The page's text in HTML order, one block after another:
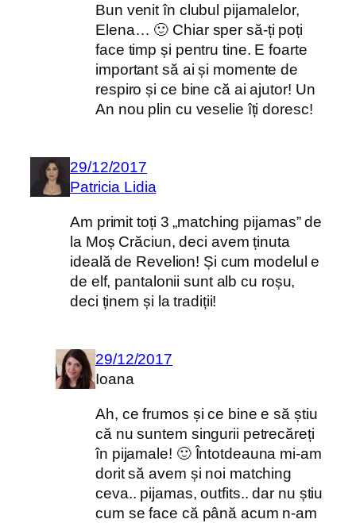
Bun venit în clubul pijamalelor,
Elena… 🙂 Chiar sper să-ți poți
face timp și pentru tine. E foarte
important să ai și momente de
respiro și ce bine că ai ajutor! Un
An nou plin cu veselie îți doresc!
29/12/2017
Patricia Lidia
Am primit toți 3 „matching pijamas” de
la Moș Crăciun, deci avem ținuta
ideală de Revelion! Și cum modelul e
de elf, pantalonii sunt alb cu roșu,
deci ținem și la tradiții!
29/12/2017
Ioana
Ah, ce frumos și ce bine e să știu
că nu suntem singurii petrecăreți
în pijamale! 🙂 Întotdeauna mi-am
dorit să avem și noi matching
ceva.. pijamas, outfits.. dar nu știu
cum se face că până acum n-am